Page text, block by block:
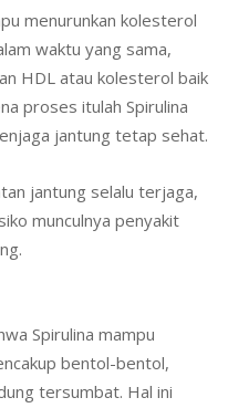
menurunkan kolesterol
waktu yang sama,
HDL atau kolesterol baik
proses itulah Spirulina
jantung tetap sehat.
jantung selalu terjaga,
munculnya penyakit
Spirulina mampu
bentol-bentol,
tersumbat. Hal ini